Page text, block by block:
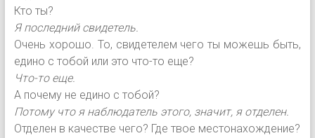
Кто ты?
Я последний свидетель.
Очень хорошо. То, свидетелем чего ты можешь быть,
едино с тобой или это что-то еще?
Что-то еще.
А почему не едино с тобой?
Потому что я наблюдатель этого, значит, я отделен.
Отделен в качестве чего? Где твое местонахождение?